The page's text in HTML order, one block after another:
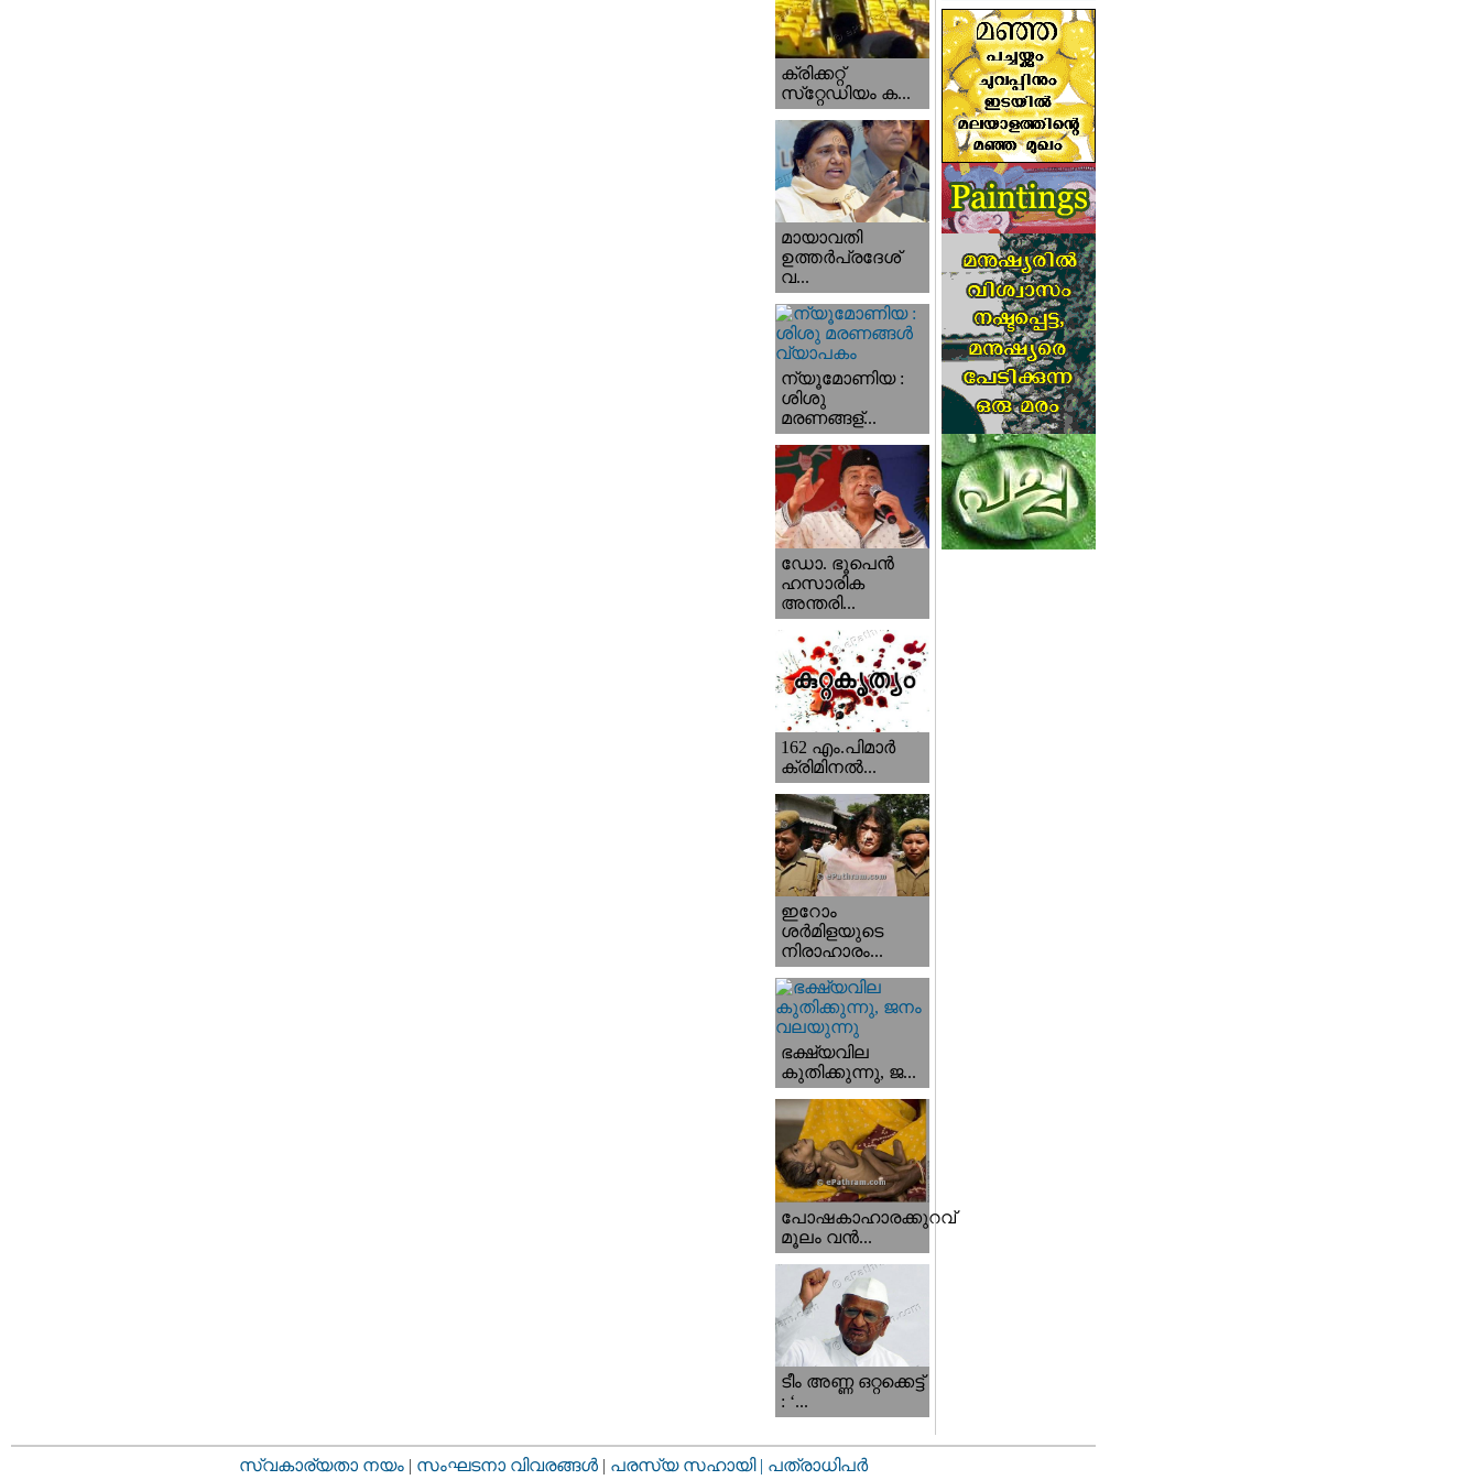
ക്രിക്കറ്റ്
സ്‌റ്റേഡിയം ക...
മായാവതി
ഉത്തര്‍പ്രദേശ്‌
വ...
ന്യൂമോണിയ :
ശിശു
മരണങ്ങള്...
ഡോ. ഭൂപെന്‍
ഹസാരിക
അന്തരി...
162 എം.പിമാര്‍
ക്രിമിനല്‍...
ഇറോം
ശര്‍മിളയുടെ
നിരാഹാരം...
ഭക്ഷ്യവില
കുതിക്കുന്നു, ജ...
പോഷകാഹാരക്കുറവ്
മൂലം വന്‍...
ടീം അണ്ണ ഒറ്റക്കെട്ട്
: ‘...
സ്വകാര്യതാ നയം | സംഘടനാ വിവരങ്ങള്‍ | പരസ്യ സഹായി | പത്രാധിപര്‍